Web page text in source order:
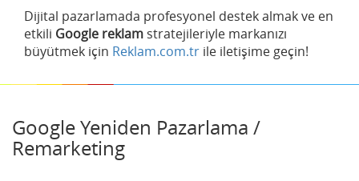
Dijital pazarlamada profesyonel destek almak ve en
etkili Google reklam stratejileriyle markanızı
büyütmek için Reklam.com.tr ile iletişime geçin!
Google Yeniden Pazarlama /
Remarketing